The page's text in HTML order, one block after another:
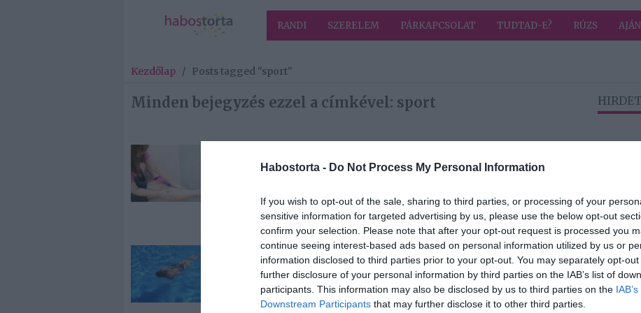
Habostorta - Do Not Process My Personal Information
If you wish to opt-out of the sale, sharing to third parties, or processing of your
sensitive information for targeted advertising by us, please use the below opt-out
confirm your selection. Please note that after your opt-out request is processed you
continue seeing interest-based ads based on personal information utilized by us or
information disclosed to third parties prior to your opt-out. You may separately opt-
further disclosure of your personal information by third parties on the IAB’s list of
participants. This information may also be disclosed by us to third parties on the
Downstream Participants that may further disclose it to other third parties.
RANDI SZERELEM PÁRKAPCSOLAT TUDTAD-E? RÚZS
Kezdőlap / Posts tagged "sport"
Minden bejegyzés ezzel a címkével: sport
Mi a teendő, ha
TRX edzés előnyei:
saját testsúlyos
mozgásforma?
Vízálló fülhallgató
sportoláshoz és
zuhanyzáshoz:
Állóképesség
fejlesztése
kezdőknek: út a